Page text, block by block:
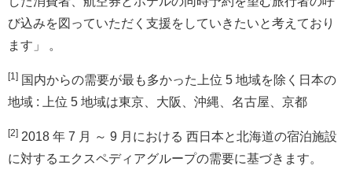
び込みを図っていただく支援をしていきたいと考えており
ます」 。
[1] 国内からの需要が最も多かった上位 5 地域を除く日本の
地域 : 上位 5 地域は東京、大阪、沖縄、名古屋、京都
[2] 2018 年 7 月 ～ 9 月における 西日本と北海道の宿泊施設
に対するエクスペディアグループの需要に基づきます。